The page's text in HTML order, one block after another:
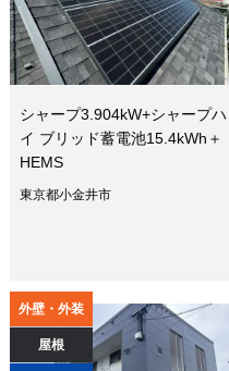
シャープ3.904kW+シャープハ
イ ブリッド蓄電池15.4kWh＋
HEMS
東京都小金井市
外壁・外装
屋根